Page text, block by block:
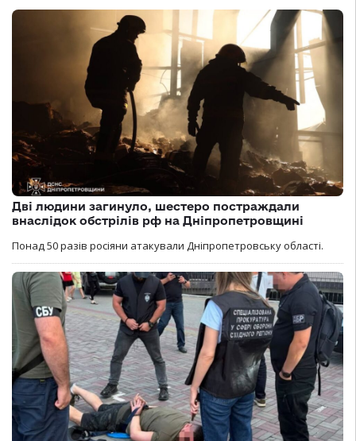
Дві людини загинуло, шестеро постраждали
внаслідок обстрілів рф на Дніпропетровщині
Понад 50 разів росіяни атакували Дніпропетровську області.